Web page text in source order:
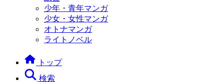
少年・青年マンガ
少女・女性マンガ
オトナマンガ
ライトノベル
トップ
検索